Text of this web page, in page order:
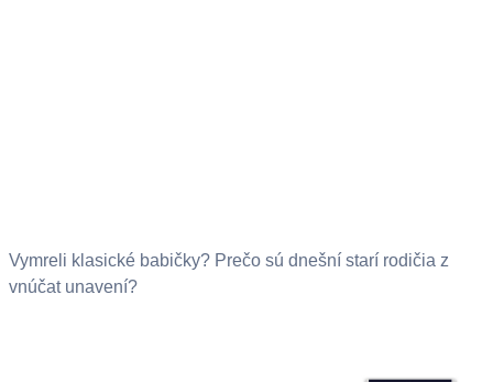
Vymreli klasické babičky? Prečo sú dnešní starí rodičia z
vnúčat unavení?